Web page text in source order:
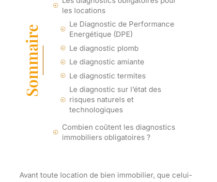
Sommaire
les locations
Le Diagnostic de Performance
Energétique (DPE)
Le diagnostic plomb
Le diagnostic amiante
Le diagnostic termites
Le diagnostic sur l’état des
risques naturels et
technologiques
Combien coûtent les diagnostics
immobiliers obligatoires ?
Avant toute location de bien immobilier, que celui-